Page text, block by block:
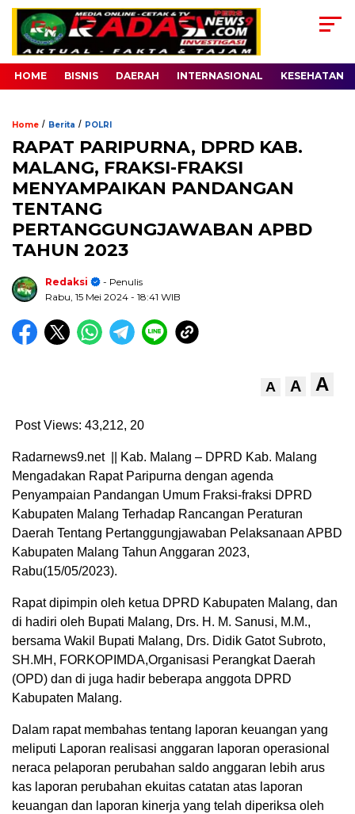
HOME BISNIS DAERAH INTERNASIONAL KESEHATAN
Home / Berita / POLRI
RAPAT PARIPURNA, DPRD KAB.
MALANG, FRAKSI-FRAKSI
MENYAMPAIKAN PANDANGAN
TENTANG
PERTANGGUNGJAWABAN APBD
TAHUN 2023
Redaksi
- Penulis
Rabu, 15 Mei 2024 - 18:41 WIB
A A A
Post Views: 43,212, 20
Radarnews9.net || Kab. Malang – DPRD Kab. Malang
Mengadakan Rapat Paripurna dengan agenda
Penyampaian Pandangan Umum Fraksi-fraksi DPRD
Kabupaten Malang Terhadap Rancangan Peraturan
Daerah Tentang Pertanggungjawaban Pelaksanaan APBD
Kabupaten Malang Tahun Anggaran 2023,
Rabu(15/05/2023).
Rapat dipimpin oleh ketua DPRD Kabupaten Malang, dan
di hadiri oleh Bupati Malang, Drs. H. M. Sanusi, M.M.,
bersama Wakil Bupati Malang, Drs. Didik Gatot Subroto,
SH.MH, FORKOPIMDA,Organisasi Perangkat Daerah
(OPD) dan di juga hadir beberapa anggota DPRD
Kabupaten Malang.
Dalam rapat membahas tentang laporan keuangan yang
meliputi Laporan realisasi anggaran laporan operasional
neraca pelaporan perubahan saldo anggaran lebih arus
kas laporan perubahan ekuitas catatan atas laporan
keuangan dan laporan kinerja yang telah diperiksa oleh